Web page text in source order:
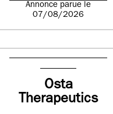
Annonce parue le
07/08/2026
Osta
Therapeutics